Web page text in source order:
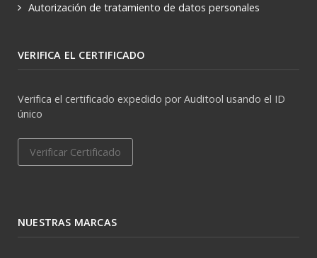
Autorización de tratamiento de datos personales
VERIFICA EL CERTIFICADO
Verifica el certificado expedido por Auditool usando el ID
único
Verificar Certificado
NUESTRAS MARCAS